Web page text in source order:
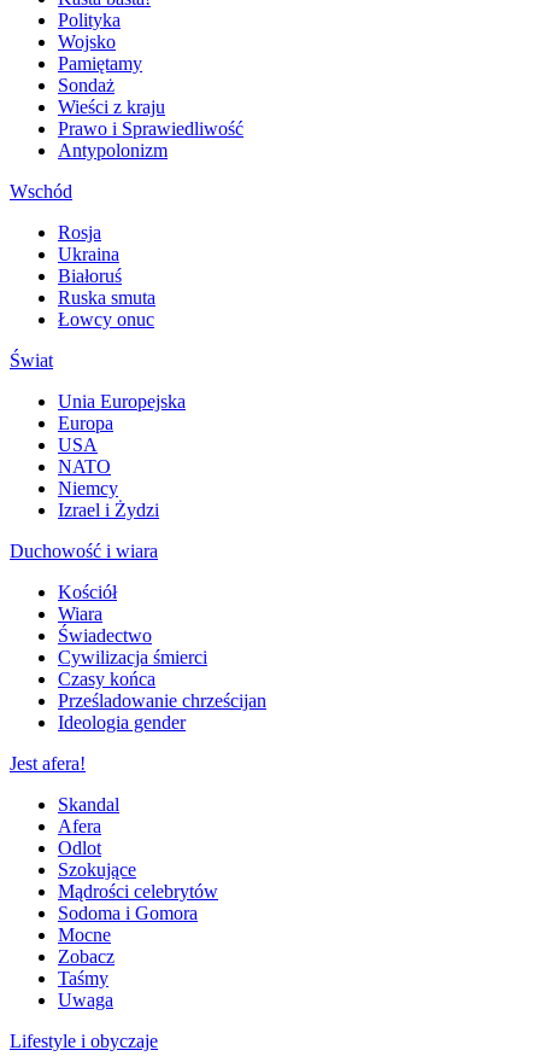
Polityka
Wojsko
Pamiętamy
Sondaż
Wieści z kraju
Prawo i Sprawiedliwość
Antypolonizm
Wschód
Rosja
Ukraina
Białoruś
Ruska smuta
Łowcy onuc
Świat
Unia Europejska
Europa
USA
NATO
Niemcy
Izrael i Żydzi
Duchowość i wiara
Kościół
Wiara
Świadectwo
Cywilizacja śmierci
Czasy końca
Prześladowanie chrześcijan
Ideologia gender
Jest afera!
Skandal
Afera
Odlot
Szokujące
Mądrości celebrytów
Sodoma i Gomora
Mocne
Zobacz
Taśmy
Uwaga
Lifestyle i obyczaje